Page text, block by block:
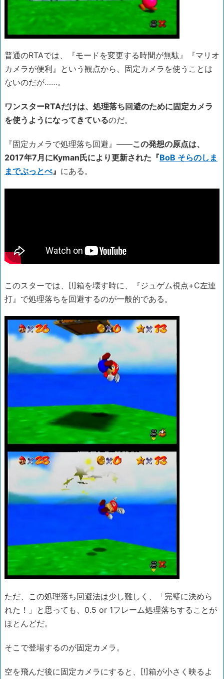
普通のRTAでは、『モードを変更する時間が無駄』『マリオ
カメラが便利』という観点から、固定カメラを使うことは
ないのだが……。
ワンスターRTAだけは、処理落ち回避のために固定カメラ
を使うようになってきているのだ。
『固定カメラで処理落ち回避』――この発想の原点は、
2017年7月にKyman氏により更新された『BoB そらのしま
までぶっとべ』 にある。
このスターでは、[!]箱を壊す時に、『ジュゲム視点+C左連
打』で処理落ちを回避するのが一般的である。
ただ、この処理落ち回避法は少し難しく、「完璧に決めら
れた！」と思っても、0.5 or 1フレーム処理落ちすることが
ほとんどだ。
そこで登場するのが固定カメラ。
空を飛んだ後に固定カメラにすると、[!]箱が小さく映るよ